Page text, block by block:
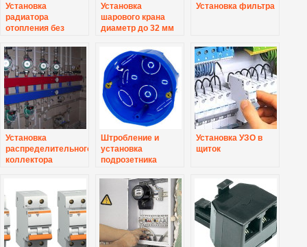
Установка
радиатора
отопления без
Установка
шарового крана
диаметр до 32 мм
Установка фильтра
Установка
распределительного
коллектора
Штробление и
установка
подрозетника
Установка УЗО в
щиток